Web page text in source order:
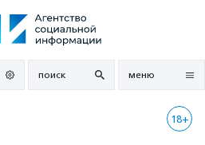
поиск меню
18+